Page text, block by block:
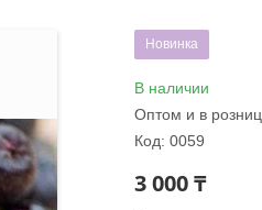
Новинка
В наличии
Оптом и в
Код: 0059
3 000 ₸